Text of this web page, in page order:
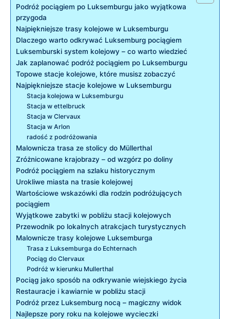
Podróż pociągiem po Luksemburgu jako wyjątkowa
‍przygoda
Najpiękniejsze trasy kolejowe w Luksemburgu
Dlaczego warto odkrywać Luksemburg pociągiem
Luksemburski system kolejowy ‌– co warto wiedzieć
Jak zaplanować podróż​ pociągiem ​po Luksemburgu
Topowe stacje kolejowe, które ‍musisz⁤ zobaczyć
Najpiękniejsze ‍stacje kolejowe w Luksemburgu
Stacja kolejowa w‌ Luksemburgu
Stacja w‍ ettelbruck
Stacja w‌ Clervaux
Stacja​ w Arlon
radość z⁤ podróżowania
Malownicza trasa ze stolicy ‌do​ Müllerthal
Zróżnicowane krajobrazy – od wzgórz po doliny
Podróż pociągiem na ‍szlaku historycznym
Urokliwe miasta na trasie kolejowej
Wartościowe wskazówki dla rodzin podróżujących
pociągiem
Wyjątkowe zabytki ⁢w pobliżu stacji kolejowych
Przewodnik po lokalnych atrakcjach turystycznych
Malownicze trasy kolejowe Luksemburga
Trasa z Luksemburga do Echternach
Pociąg do Clervaux
Podróż w ‍kierunku Mullerthal
Pociąg jako​ sposób na odkrywanie wiejskiego życia
Restauracje i kawiarnie w pobliżu stacji
Podróż przez Luksemburg nocą – magiczny ​widok
Najlepsze pory roku na kolejowe wycieczki